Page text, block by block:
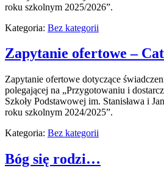
roku szkolnym 2025/2026”.
Kategoria: Bez kategorii
Zapytanie ofertowe –
Zapytanie ofertowe dotyczące
polegającej na „Przygotowaniu i
Szkoły Podstawowej im. Stanisława i
roku szkolnym 2024/2025”.
Kategoria: Bez kategorii
Bóg się rodzi…